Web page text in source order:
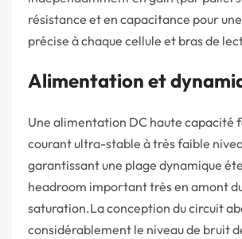
résistance et en capacitance pour
précise à chaque cellule et bras de
Alimentation et
Une alimentation DC haute capacité
courant ultra-stable à très faible
garantissant une plage dynamique
headroom important très en amont
saturation.La conception du circuit
considérablement le niveau de bruit